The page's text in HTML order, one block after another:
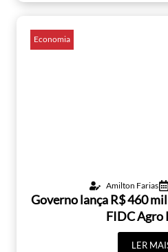
Economia
Amilton Farias
Governo lança R$ 460
FIDC Agro
LER